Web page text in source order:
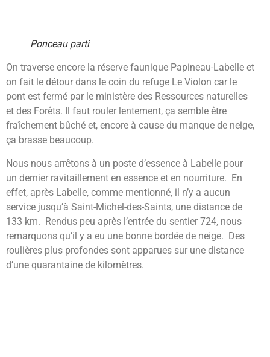
Ponceau parti
On traverse encore la réserve faunique Papineau-Labelle et
on fait le détour dans le coin du refuge Le Violon car le
pont est fermé par le ministère des Ressources naturelles
et des Forêts. Il faut rouler lentement, ça semble être
fraîchement bûché et, encore à cause du manque de neige,
ça brasse beaucoup.
Nous nous arrêtons à un poste d’essence à Labelle pour
un dernier ravitaillement en essence et en nourriture. En
effet, après Labelle, comme mentionné, il n’y a aucun
service jusqu’à Saint-Michel-des-Saints, une distance de
133 km. Rendus peu après l’entrée du sentier 724, nous
remarquons qu’il y a eu une bonne bordée de neige. Des
roulières plus profondes sont apparues sur une distance
d’une quarantaine de kilomètres.